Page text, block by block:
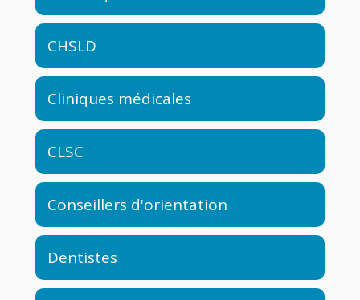
CHSLD
Cliniques médicales
CLSC
Conseillers d'orientation
Dentistes